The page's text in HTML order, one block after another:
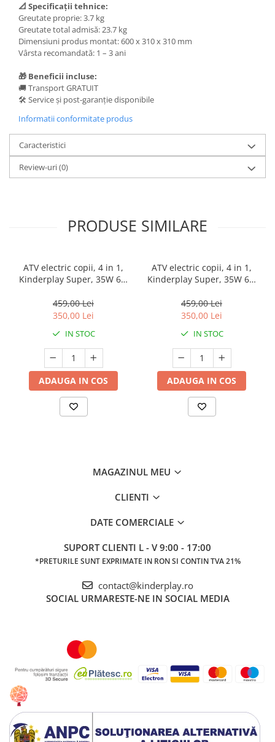
📐 Specificații tehnice:
Greutate proprie: 3.7 kg
Greutate total admisă: 23.7 kg
Dimensiuni produs montat: 600 x 310 x 310 mm
Vârsta recomandată: 1 – 3 ani
🎁 Beneficii incluse:
🚚 Transport GRATUIT
🛠️ Service și post-garanție disponibile
Informatii conformitate produs
Caracteristici
Review-uri(0)
PRODUSE SIMILARE
ATV electric copii, 4 in 1,
Kinderplay Super, 35W 6V,
standard, albastru
459,00 Lei
350,00 Lei
IN STOC
ADAUGA IN COS
ATV electric copii, 4 in 1,
Kinderplay Super, 35W 6V,
standard, verde
459,00 Lei
350,00 Lei
IN STOC
ADAUGA IN COS
MAGAZINUL MEU
CLIENTI
DATE COMERCIALE
SUPORT CLIENTI L - V 9:00 - 17:00
*PRETURILE SUNT EXPRIMATE IN RON SI CONTIN TVA 21%
contact@kinderplay.ro
SOCIAL URMARESTE-NE IN SOCIAL MEDIA